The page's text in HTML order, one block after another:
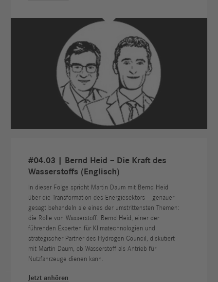
#04.03 | Bernd Heid – Die Kraft des
Wasserstoffs (Englisch)
In dieser Folge spricht Martin Daum mit Bernd Heid
über die Transformation des Energiesektors – genauer
gesagt behandeln sie eines der umstrittensten Themen:
die Rolle von Wasserstoff. Bernd Heid, einer der
führenden Experten für Klimatechnologien und
strategischer Partner des Hydrogen Council, diskutiert
mit Martin Daum, ob Wasserstoff als Antrieb für
Nutzfahrzeuge dienen kann.
Jetzt anhören